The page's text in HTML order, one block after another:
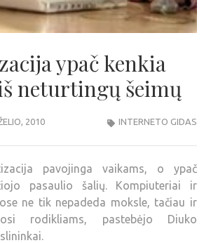
ypač kenkia
neturtingų šeimų
2010 INTERNETO GIDAS
pavojinga vaikams, o ypač
pasaulio šalių. Kompiuteriai ir
ne tik nepadeda moksle, tačiau ir
rodikliams, pastebėjo Diuko